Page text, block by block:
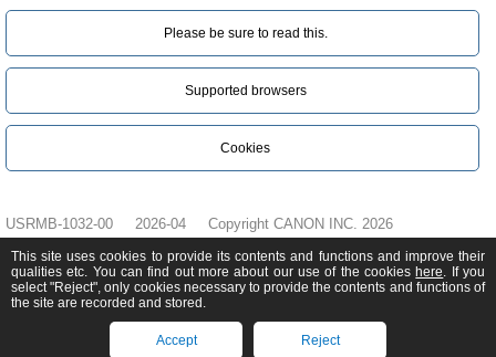
Please be sure to read this.‎
Supported browsers
Cookies
USRMB-1032-00 2026-04 Copyright CANON INC. 2026
This site uses cookies to provide its contents and functions and improve their
qualities etc. You can find out more about our use of the cookies here. If you
select "Reject", only cookies necessary to provide the contents and functions of
the site are recorded and stored.
Accept Reject